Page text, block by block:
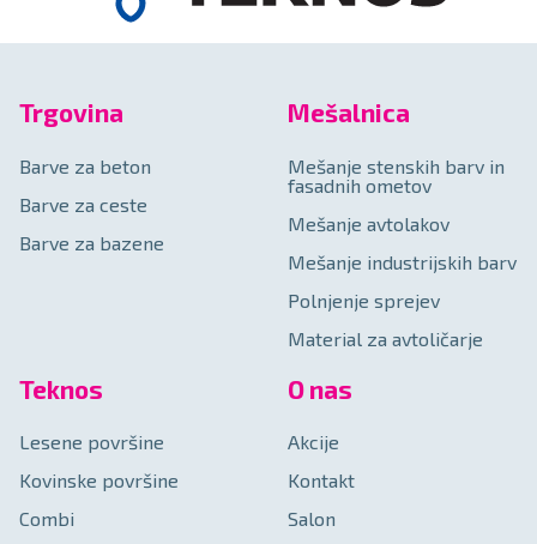
Trgovina
Barve za beton
Barve za ceste
Barve za bazene
Mešalnica
Mešanje stenskih barv in
fasadnih ometov
Mešanje avtolakov
Mešanje industrijskih barv
Polnjenje sprejev
Material za avtoličarje
Teknos
Lesene površine
Kovinske površine
Combi
O nas
Akcije
Kontakt
Salon